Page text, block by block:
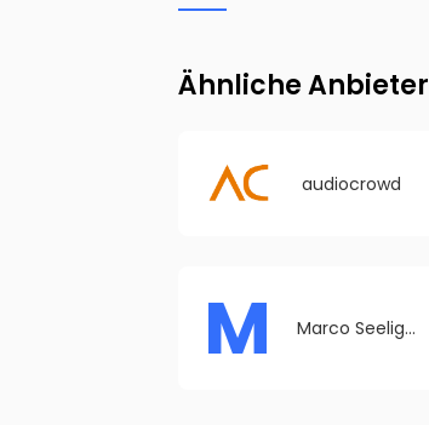
Ähnliche Anbieter
audiocrowd
M Marco Seelig – Musikkomponist & Content Creator